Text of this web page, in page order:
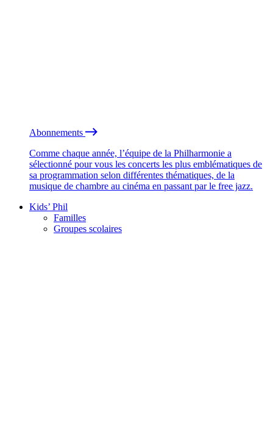
Abonnements
Comme chaque année, l’équipe de la Philharmonie a
sélectionné pour vous les concerts les plus emblématiques de
sa programmation selon différentes thématiques, de la
musique de chambre au cinéma en passant par le free jazz.
Kids’ Phil
Familles
Groupes scolaires